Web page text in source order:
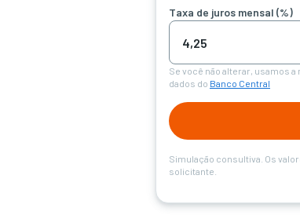
Taxa de juros mensal (%)
Se você não alterar, usamos a
dados do Banco Central
Simulação consultiva. Os
solicitante.